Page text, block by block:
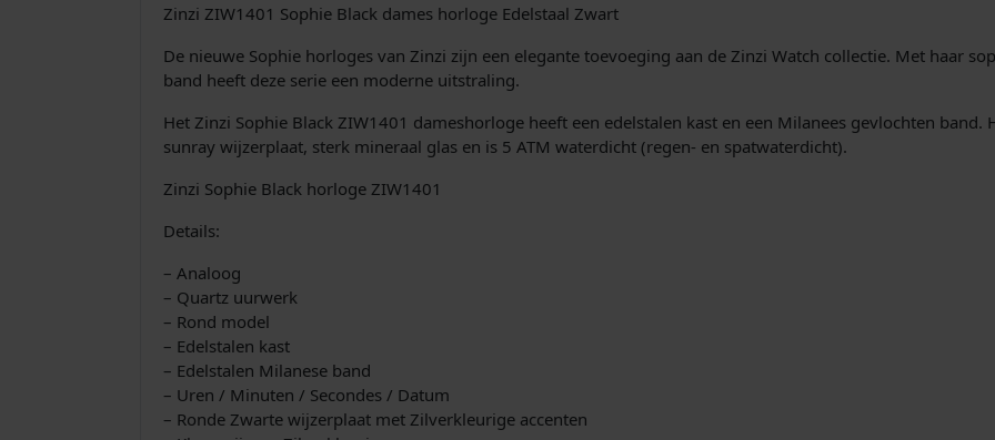
e
:
Zinzi ZIW1401 Sophie Black dames horloge Edelstaal Zwart
De nieuwe Sophie horloges van Zinzi zijn een elegante toevoeging aan de Zinzi Watch collectie. Met haar
band heeft deze serie een moderne uitstraling.
Het Zinzi Sophie Black ZIW1401 dameshorloge heeft een edelstalen kast en een Milanees gevlochten band.
sunray wijzerplaat, sterk mineraal glas en is 5 ATM waterdicht (regen- en spatwaterdicht).
Zinzi Sophie Black horloge ZIW1401
Details:
– Analoog
– Quartz uurwerk
– Rond model
– Edelstalen kast
– Edelstalen Milanese band
– Uren / Minuten / Secondes / Datum
– Ronde Zwarte wijzerplaat met Zilverkleurige accenten